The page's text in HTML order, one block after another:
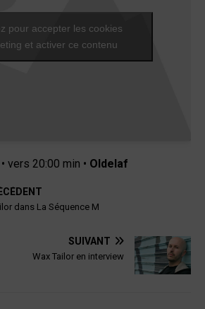
pour accepter les cookies
et activer ce contenu
vers 20:00 min • Oldelaf
dans La Séquence M
SUIVANT
Wax Tailor en interview